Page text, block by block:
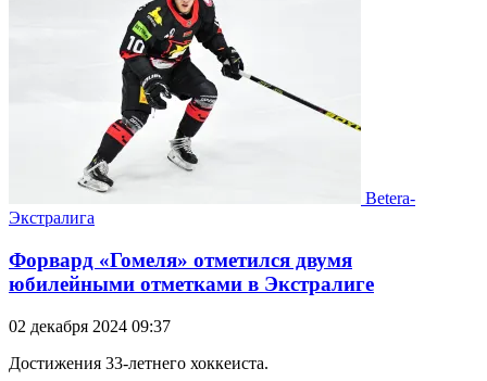
Betera-
Экстралига
Форвард «Гомеля» отметился двумя
юбилейными отметками в Экстралиге
02 декабря 2024 09:37
Достижения 33-летнего хоккеиста.